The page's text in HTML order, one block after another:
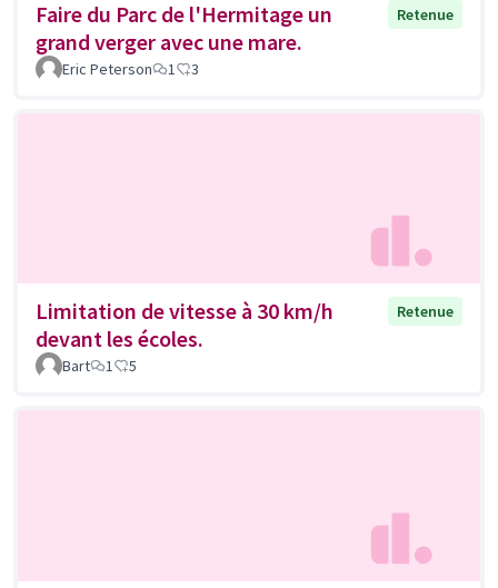
Faire du Parc de l'Hermitage un
grand verger avec une mare.
Retenue
Eric Peterson 1 3
Limitation de vitesse à 30 km/h
devant les écoles.
Retenue
Bart 1 5